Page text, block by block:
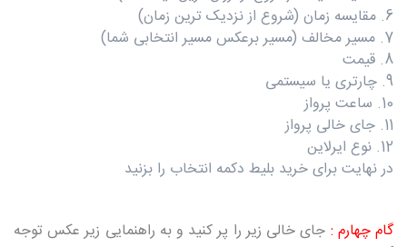
6. مقایسه زمان (شروع از نزدیک ترین زمان)
7. مسیر مخالف (مسیر برعکس مسیر انتخابی شما)
8. قیمت
9. چارتری یا سیستمی
10. ساعت پرواز
11. جای خالی پرواز
12. نوع ایرلاین
در نهایت برای خرید بلیط دکمه انتخاب را بزنید
گام چهارم : جای خالی زیر را پر کنید و به راهنمایی زیر عکس توجه